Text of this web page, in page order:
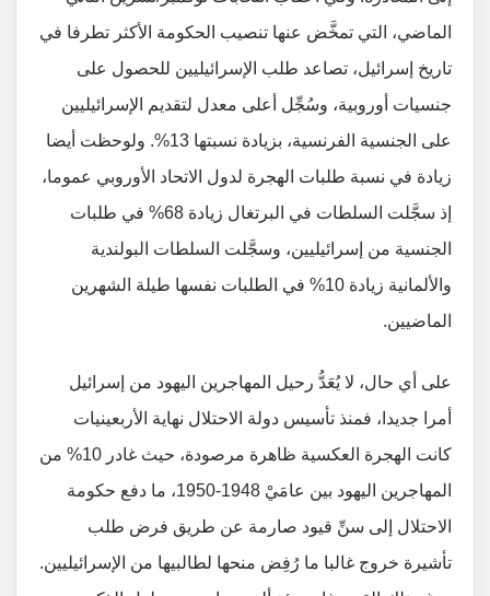
الماضي، التي تمخَّض عنها تنصيب الحكومة الأكثر تطرفا في
تاريخ إسرائيل، تصاعد طلب الإسرائيليين للحصول على
جنسيات أوروبية، وسُجِّل أعلى معدل لتقديم الإسرائيليين
على الجنسية الفرنسية، بزيادة نسبتها 13%. ولوحظت أيضا
زيادة في نسبة طلبات الهجرة لدول الاتحاد الأوروبي عموما،
إذ سجَّلت السلطات في البرتغال زيادة 68% في طلبات
الجنسية من إسرائيليين، وسجَّلت السلطات البولندية
والألمانية زيادة 10% في الطلبات نفسها طيلة الشهرين
الماضيين.
على أي حال، لا يُعَدُّ رحيل المهاجرين اليهود من إسرائيل
أمرا جديدا، فمنذ تأسيس دولة الاحتلال نهاية الأربعينيات
كانت الهجرة العكسية ظاهرة مرصودة، حيث غادر 10% من
المهاجرين اليهود بين عامَيْ 1948-1950، ما دفع حكومة
الاحتلال إلى سنِّ قيود صارمة عن طريق فرض طلب
تأشيرة خروج غالبا ما رُفِض منحها لطالبيها من الإسرائيليين.